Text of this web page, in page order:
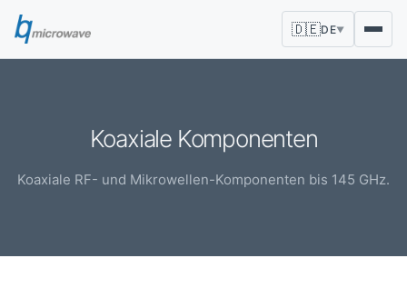
🇩🇪DE▼
Koaxiale Komponenten
Koaxiale RF- und Mikrowellen-Komponenten bis 145 GHz.